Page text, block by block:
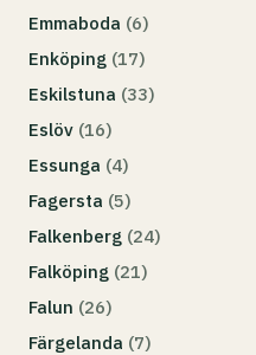
Emmaboda (6)
Enköping (17)
Eskilstuna (33)
Eslöv (16)
Essunga (4)
Fagersta (5)
Falkenberg (24)
Falköping (21)
Falun (26)
Färgelanda (7)